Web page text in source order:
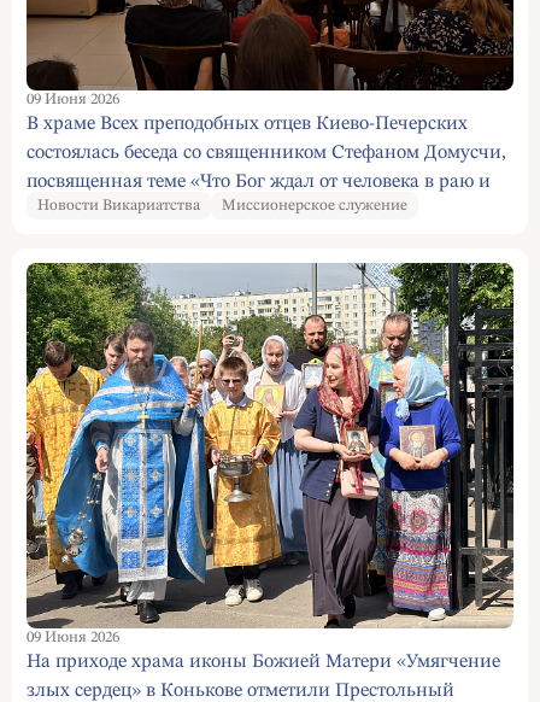
09 Июня 2026
В храме Всех преподобных отцев Киево-Печерских
состоялась беседа со священником Стефаном Домусчи,
посвященная теме «Что Бог ждал от человека в раю и
что пошло не так».
Новости Викариатства Миссионерское служение
09 Июня 2026
На приходе храма иконы Божией Матери «Умягчение
злых сердец» в Конькове отметили Престольный